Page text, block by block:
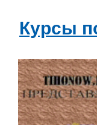
Курсы